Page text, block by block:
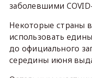
заболевшими
Некоторые страны
использовать
до официального
середины июня